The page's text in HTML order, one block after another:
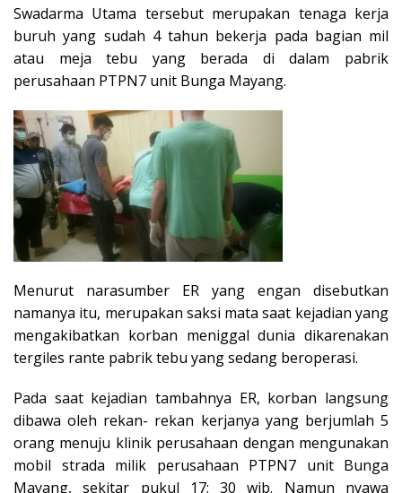
Swadarma Utama tersebut merupakan tenaga kerja
buruh yang sudah 4 tahun bekerja pada bagian mil
atau meja tebu yang berada di dalam pabrik
perusahaan PTPN7 unit Bunga Mayang.
Menurut narasumber ER yang engan disebutkan
namanya itu, merupakan saksi mata saat kejadian yang
mengakibatkan korban meniggal dunia dikarenakan
tergiles rante pabrik tebu yang sedang beroperasi.
Pada saat kejadian tambahnya ER, korban langsung
dibawa oleh rekan- rekan kerjanya yang berjumlah 5
orang menuju klinik perusahaan dengan mengunakan
mobil strada milik perusahaan PTPN7 unit Bunga
Mayang, sekitar pukul 17: 30 wib. Namun nyawa